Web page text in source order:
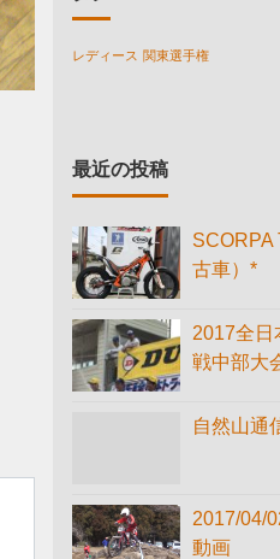
レディース 関東選手権
最近の投稿
SCORPA
古車）*
2017全日
戦中部大
自然山通
2017/04/
動画